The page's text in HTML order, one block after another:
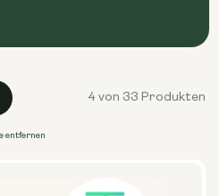
entfernen
4 von 33 Produkten